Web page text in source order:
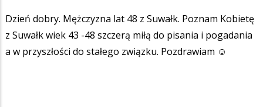
Dzień dobry. Mężczyzna lat 48 z Suwałk. Poznam Kobietę
z Suwałk wiek 43 -48 szczerą miłą do pisania i pogadania
a w przyszłości do stałego związku. Pozdrawiam ☺️